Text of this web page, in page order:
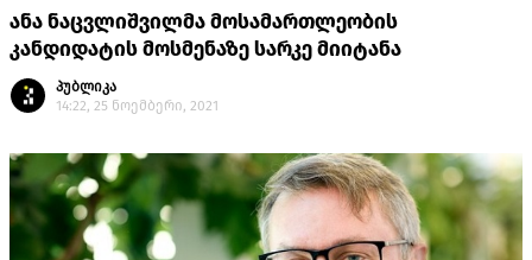
ანა ნაცვლიშვილმა მოსამართლეობის
კანდიდატის მოსმენაზე სარკე მიიტანა
პუბლიკა
14:22, 25 ნოემბერი, 2021